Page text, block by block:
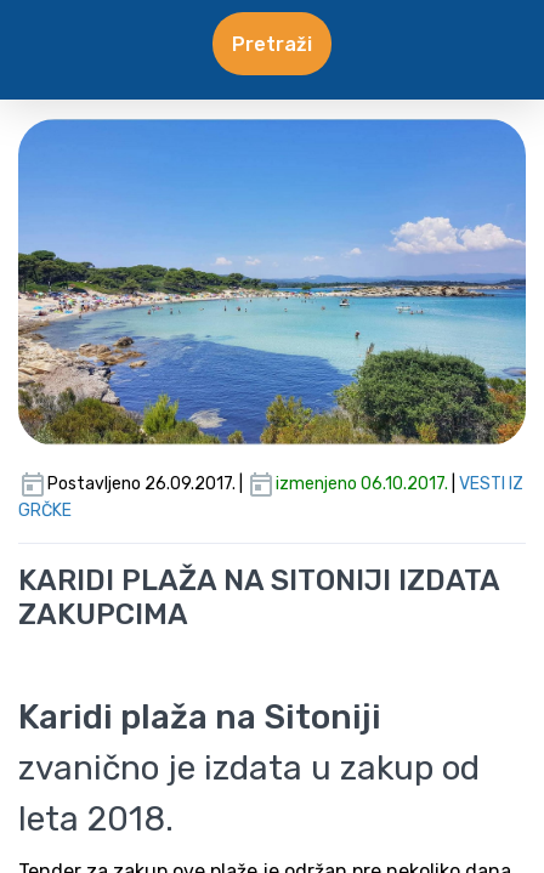
Pretraži
Postavljeno 26.09.2017. | izmenjeno 06.10.2017. VESTI IZ
GRČKE
KARIDI PLAŽA NA SITONIJI IZDATA
ZAKUPCIMA
Karidi plaža na Sitoniji
zvanično je izdata u zakup od
leta 2018.